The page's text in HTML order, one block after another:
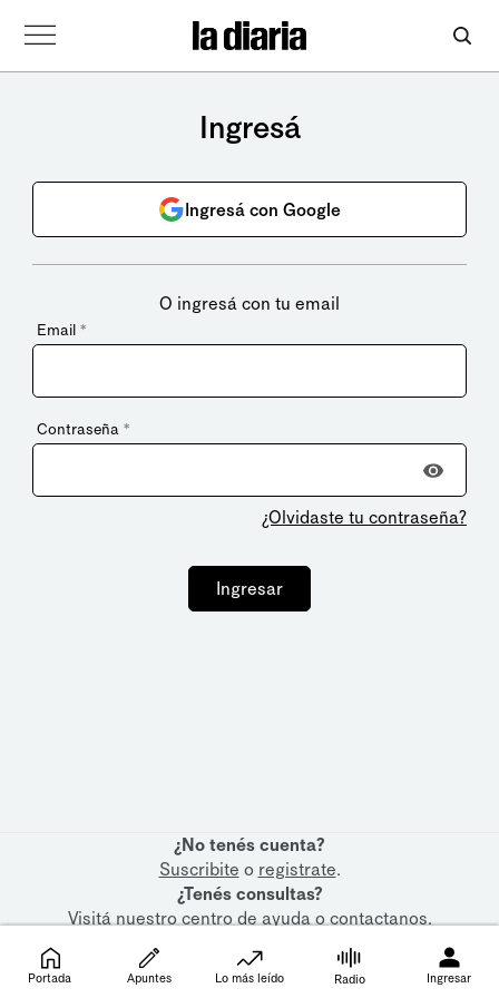
Ingresá
Ingresá con Google
O ingresá con tu email
Email *
Contraseña *
¿Olvidaste tu contraseña?
Ingresar
¿No tenés cuenta?
Suscribite o registrate.
¿Tenés consultas?
Visitá nuestrocentro de ayudaocontactanos.
Portada Apuntes Lo más leído Radio Ingresar